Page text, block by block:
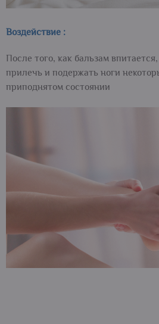
Воздействие :
После того, как бальзам
прилечь и подержать ноги
приподнятом состоянии